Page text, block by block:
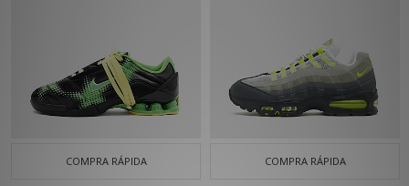
COMPRA RÁPIDA COMPRA RÁPIDA